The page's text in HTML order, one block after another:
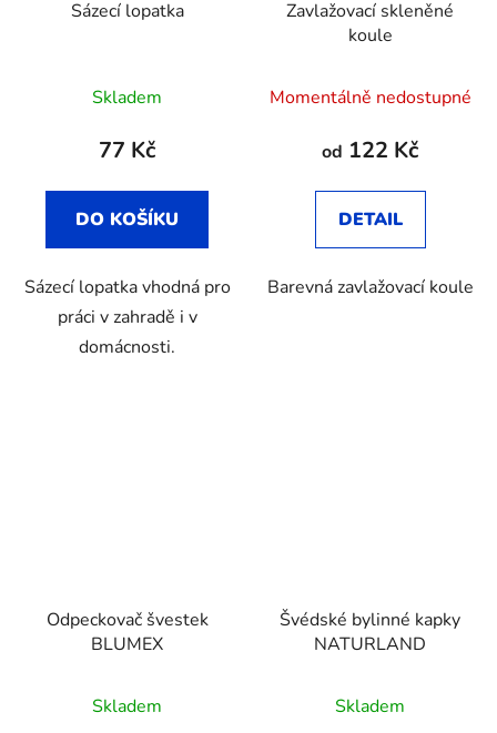
Sázecí lopatka
Skladem
77 Kč
DO KOŠÍKU
Sázecí lopatka vhodná pro
práci v zahradě i v
domácnosti.
Zavlažovací skleněné
koule
Momentálně nedostupné
od 122 Kč
DETAIL
Barevná zavlažovací koule
Odpeckovač švestek
BLUMEX
Skladem
Švédské bylinné kapky
NATURLAND
Skladem